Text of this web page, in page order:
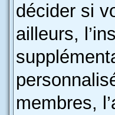
décider si
ailleurs,
membres,